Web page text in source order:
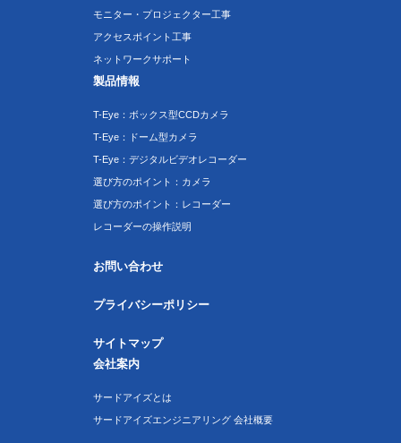
モニター・プロジェクター工事
アクセスポイント工事
ネットワークサポート
製品情報
T-Eye：ボックス型CCDカメラ
T-Eye：ドーム型カメラ
T-Eye：デジタルビデオレコーダー
選び方のポイント：カメラ
選び方のポイント：レコーダー
レコーダーの操作説明
お問い合わせ
プライバシーポリシー
サイトマップ
会社案内
サードアイズとは
サードアイズエンジニアリング 会社概要